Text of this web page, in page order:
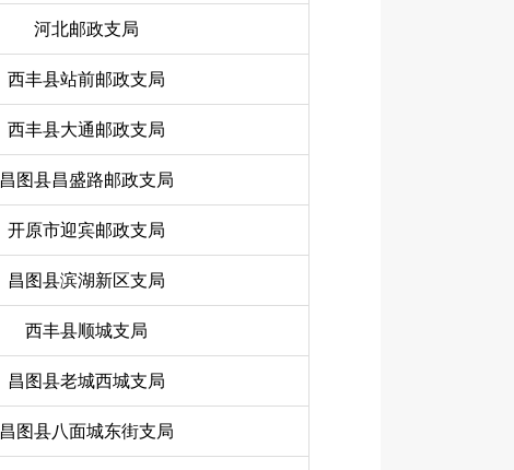
河北邮政支局
西丰县站前邮政支局
西丰县大通邮政支局
昌图县昌盛路邮政支局
开原市迎宾邮政支局
昌图县滨湖新区支局
西丰县顺城支局
昌图县老城西城支局
昌图县八面城东街支局